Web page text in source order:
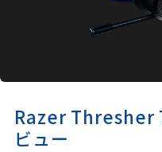
Razer Thresher
ビュー